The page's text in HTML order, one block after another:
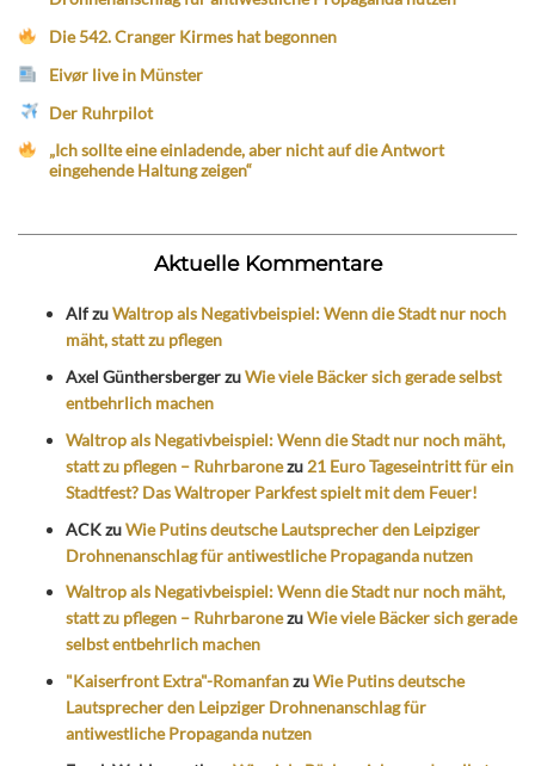
Die 542. Cranger Kirmes hat begonnen
Eivør live in Münster
Der Ruhrpilot
„Ich sollte eine einladende, aber nicht auf die Antwort
eingehende Haltung zeigen“
Aktuelle Kommentare
AlfzuWaltrop als Negativbeispiel: Wenn die Stadt nur noch
mäht, statt zu pflegen
Axel GünthersbergerzuWie viele Bäcker sich gerade selbst
entbehrlich machen
Waltrop als Negativbeispiel: Wenn die Stadt nur noch mäht,
statt zu pflegen – Ruhrbaronezu 21 Euro Tageseintritt für ein
Stadtfest? Das Waltroper Parkfest spielt mit dem Feuer!
ACKzuWie Putins deutsche Lautsprecher den Leipziger
Drohnenanschlag für antiwestliche Propaganda nutzen
Waltrop als Negativbeispiel: Wenn die Stadt nur noch mäht,
statt zu pflegen – RuhrbaronezuWie viele Bäcker sich gerade
selbst entbehrlich machen
"Kaiserfront Extra"-RomanfanzuWie Putins deutsche
Lautsprecher den Leipziger Drohnenanschlag für
antiwestliche Propaganda nutzen